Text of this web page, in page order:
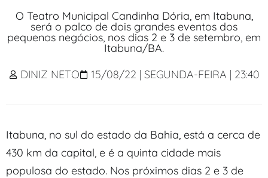
O Teatro Municipal Candinha Dória, em Itabuna,
será o palco de dois grandes eventos dos
pequenos negócios, nos dias 2 e 3 de setembro, em
Itabuna/BA.
DINIZ NETO
15/08/22 | SEGUNDA-FEIRA | 23:40
Itabuna, no sul do estado da Bahia, está a cerca de
430 km da capital, e é a quinta cidade mais
populosa do estado. Nos próximos dias 2 e 3 de